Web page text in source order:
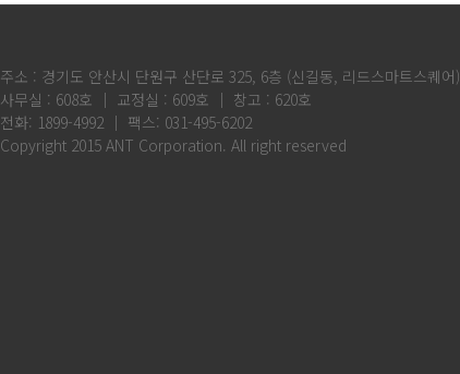
주소 : 경기도 안산시 단원구 산단로 325, 6층 (신길동, 리드스마트스퀘어)
사무실 : 608호 │ 교정실 : 609호 │ 창고 : 620호
전화: 1899-4992 │ 팩스: 031-495-6202
Copyright 2015 ANT Corporation. All right reserved